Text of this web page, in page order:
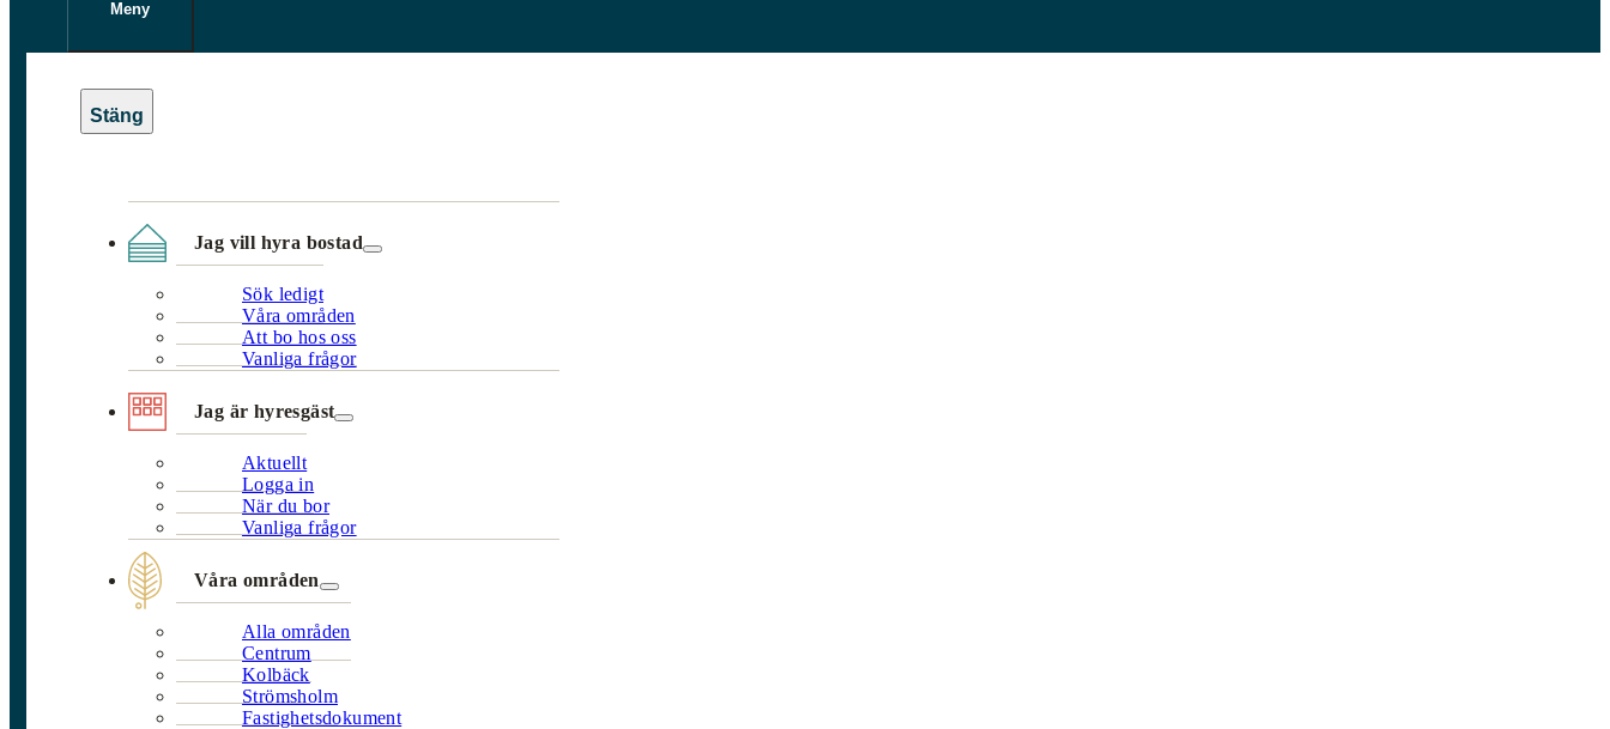
Meny
Jag vill hyra bostad
Sök ledigt
Våra områden
Att bo hos oss
Vanliga frågor
Jag är hyresgäst
Aktuellt
Logga in
När du bor
Vanliga frågor
Våra områden
Alla områden
Centrum
Kolbäck
Strömsholm
Fastighetsdokument